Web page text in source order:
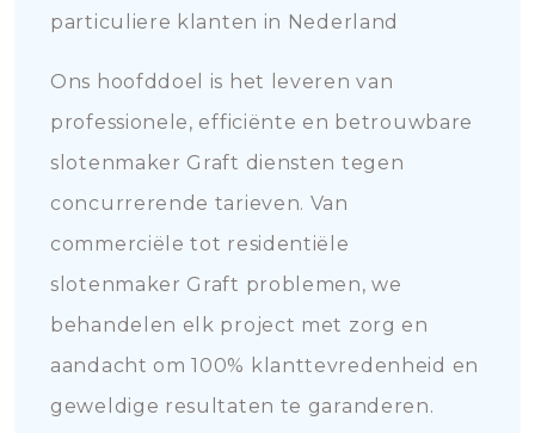
particuliere klanten in Nederland
Ons hoofddoel is het leveren van
professionele, efficiënte en betrouwbare
slotenmaker Graft diensten tegen
concurrerende tarieven. Van
commerciële tot residentiële
slotenmaker Graft problemen, we
behandelen elk project met zorg en
aandacht om 100% klanttevredenheid en
geweldige resultaten te garanderen.